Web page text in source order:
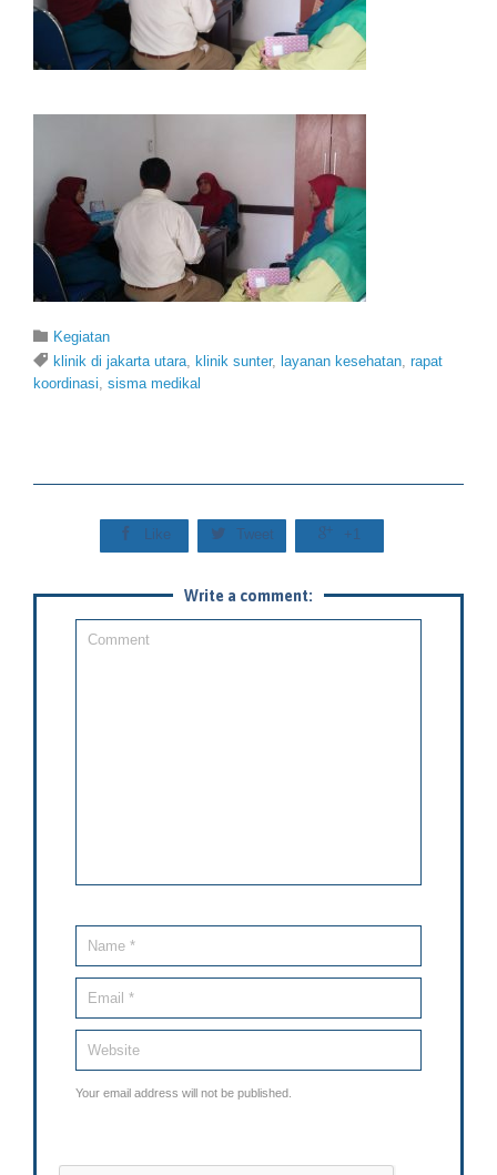
 Category
Kegiatan
 Tags
klinik di jakarta utara klinik sunter, layanan kesehatan rapat
koordinasi sisma medikal
 Like  Tweet  +1
Write a comment:
Your email address will not be published.